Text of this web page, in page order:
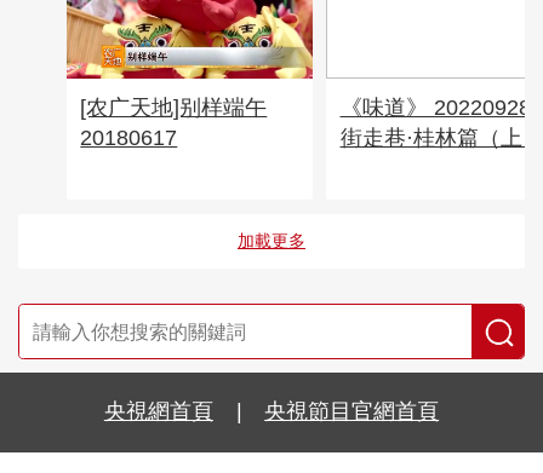
[农广天地]别样端午
20180617
《味道》 20220928
街走巷·桂林篇（上）
加載更多
央視網首頁 | 央視節目官網首頁